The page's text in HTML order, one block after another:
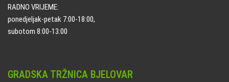
RADNO VRIJEME:
ponedjeljak-petak 7:00-18:00,
subotom 8:00-13:00
GRADSKA TRŽNICA BJELOVAR